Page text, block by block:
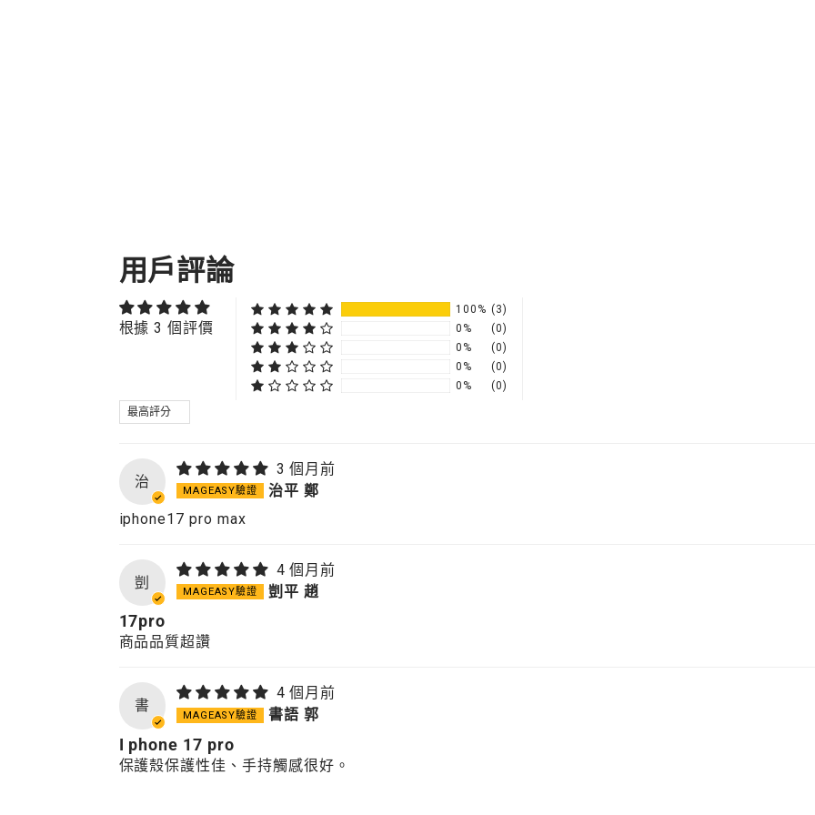
用戶評論
根據 3 個評價
100% (3)
0%
(0)
0%
(0)
0%
(0)
0%
(0)
SORT BY
治
3 個月前
治平 鄭
iphone17 pro max
剴
4 個月前
剴平 趙
17pro
商品品質超讚
書
4 個月前
書語 郭
I phone 17 pro
保護殼保護性佳、手持觸感很好。